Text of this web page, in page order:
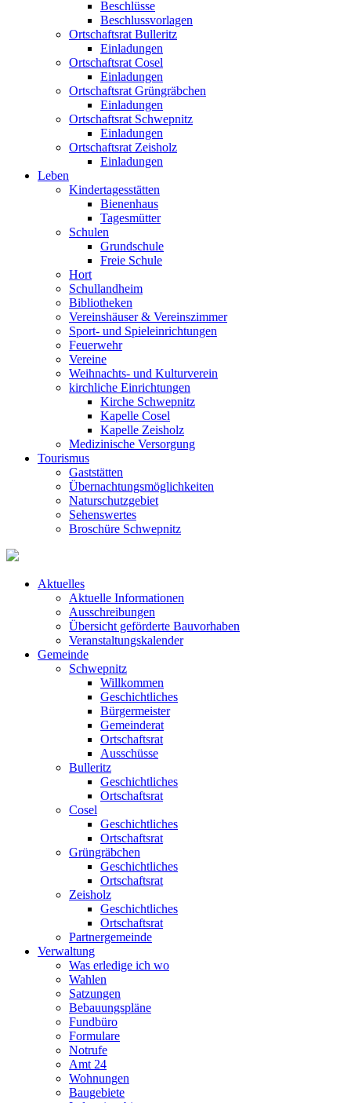
Beschlüsse
Beschlussvorlagen
Ortschaftsrat Bulleritz
Einladungen
Ortschaftsrat Cosel
Einladungen
Ortschaftsrat Grüngräbchen
Einladungen
Ortschaftsrat Schwepnitz
Einladungen
Ortschaftsrat Zeisholz
Einladungen
Leben
Kindertagesstätten
Bienenhaus
Tagesmütter
Schulen
Grundschule
Freie Schule
Hort
Schullandheim
Bibliotheken
Vereinshäuser & Vereinszimmer
Sport- und Spieleinrichtungen
Feuerwehr
Vereine
Weihnachts- und Kulturverein
kirchliche Einrichtungen
Kirche Schwepnitz
Kapelle Cosel
Kapelle Zeisholz
Medizinische Versorgung
Tourismus
Gaststätten
Übernachtungsmöglichkeiten
Naturschutzgebiet
Sehenswertes
Broschüre Schwepnitz
Aktuelles
Aktuelle Informationen
Ausschreibungen
Übersicht geförderte Bauvorhaben
Veranstaltungskalender
Gemeinde
Schwepnitz
Willkommen
Geschichtliches
Bürgermeister
Gemeinderat
Ortschaftsrat
Ausschüsse
Bulleritz
Geschichtliches
Ortschaftsrat
Cosel
Geschichtliches
Ortschaftsrat
Grüngräbchen
Geschichtliches
Ortschaftsrat
Zeisholz
Geschichtliches
Ortschaftsrat
Partnergemeinde
Verwaltung
Was erledige ich wo
Wahlen
Satzungen
Bebauungspläne
Fundbüro
Formulare
Notrufe
Amt 24
Wohnungen
Baugebiete